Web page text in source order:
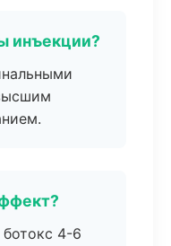
инъекции?
4-6